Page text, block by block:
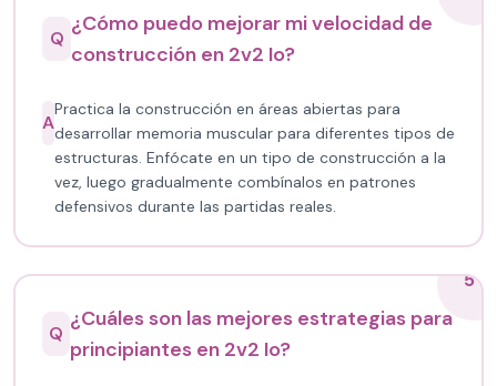
Q
¿Cómo puedo mejorar mi velocidad de
construcción en 2v2 Io?
A
Practica la construcción en áreas abiertas para
desarrollar memoria muscular para diferentes tipos de
estructuras. Enfócate en un tipo de construcción a la
vez, luego gradualmente combínalos en patrones
defensivos durante las partidas reales.
5
Q
¿Cuáles son las mejores estrategias para
principiantes en 2v2 Io?